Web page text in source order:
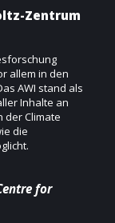
Zentrum
allem in den
AWI stand als
Inhalte an
der Climate
die
for